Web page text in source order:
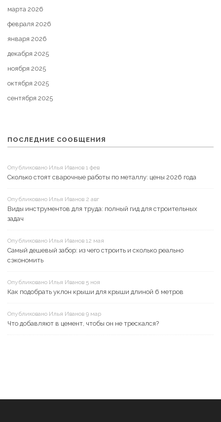
марта 2026
февраля 2026
января 2026
декабря 2025
ноября 2025
октября 2025
сентября 2025
ПОСЛЕДНИЕ СООБЩЕНИЯ
Опубликовано Илья Иванов 1 фев
Сколько стоят сварочные работы по металлу: цены 2026 года
Опубликовано Илья Иванов 2 авг
Виды инструментов для труда: полный гид для строительных
задач
Опубликовано Илья Иванов 12 мая
Самый дешевый забор: из чего строить и сколько реально
сэкономить
Опубликовано Илья Иванов 5 ноя
Как подобрать уклон крыши для крыши длиной 6 метров
Опубликовано Илья Иванов 9 мар
Что добавляют в цемент, чтобы он не трескался?